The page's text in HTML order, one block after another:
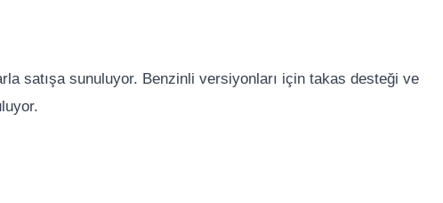
satışa sunuluyor. Benzinli versiyonları için takas desteği ve